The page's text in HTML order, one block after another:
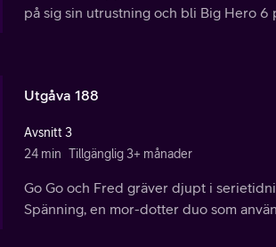
på sig sin utrustning och bli Big Hero 6
Utgåva 188
Avsnitt 3
24 min Tillgänglig 3+ månader
Go Go och Fred gräver djupt i
Spänning, en mor-dotter duo som